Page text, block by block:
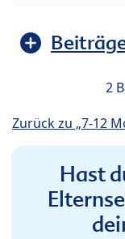
2
Zurück zu „7-12
Hast